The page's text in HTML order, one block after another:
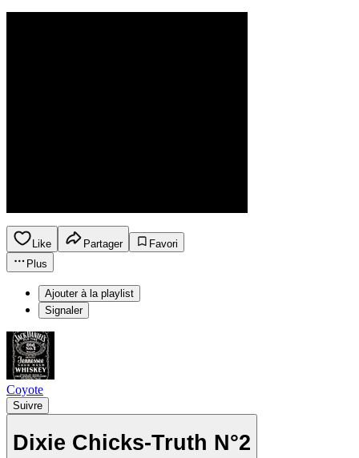
Like Partager
Favori
Plus
Ajouter à la playlist
Signaler
Coyote
Suivre
Dixie Chicks-Truth N°2